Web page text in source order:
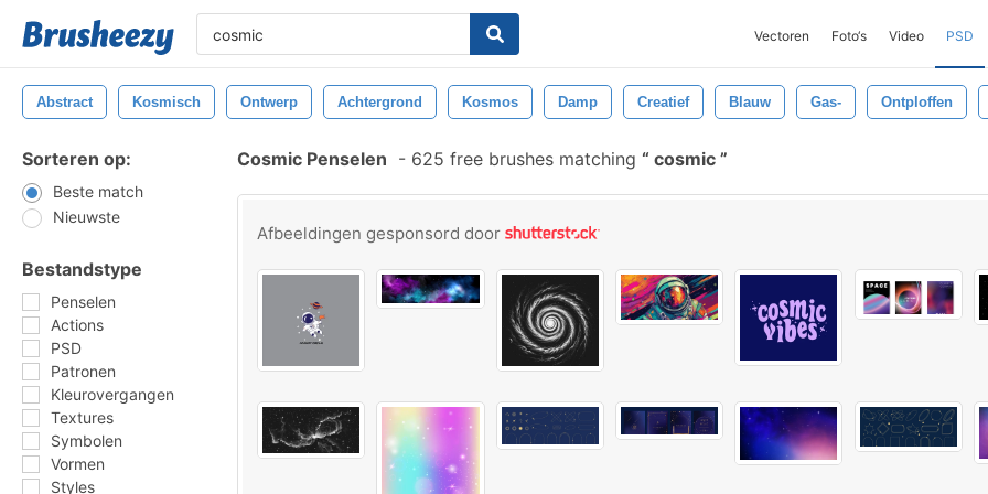
Vectoren Foto‘s Video PSD
Abstract Kosmisch Ontwerp Achtergrond Kosmos Damp Creatief Blauw Gas- Ontploffen
Sorteren op:
Beste match
Nieuwste
Bestandstype
Penselen
Actions
PSD
Patronen
Kleurovergangen
Textures
Symbolen
Vormen
Styles
Cosmic Penselen - 625 free brushes matching cosmic
Afbeeldingen gesponsord door